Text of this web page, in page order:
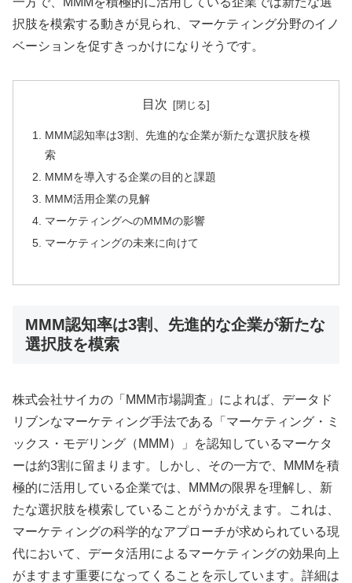
択肢を模索する動きが見られ、マーケティング分野のイノ
ベーションを促すきっかけになりそうです。
目次
MMM認知率は3割、先進的な企業が新たな選択肢を模
索
MMMを導入する企業の目的と課題
MMM活用企業の見解
マーケティングへのMMMの影響
マーケティングの未来に向けて
MMM認知率は3割、先進的な企業が新たな
選択肢を模索
株式会社サイカの「MMM市場調査」によれば、データド
リブンなマーケティング手法である「マーケティング・ミ
ックス・モデリング（MMM）」を認知しているマーケタ
ーは約3割に留まります。しかし、その一方で、MMMを積
極的に活用している企業では、MMMの限界を理解し、新
たな選択肢を模索していることがうかがえます。これは、
マーケティングの科学的なアプローチが求められている現
代において、データ活用によるマーケティングの効果向上
がますます重要になってくることを示しています。詳細は